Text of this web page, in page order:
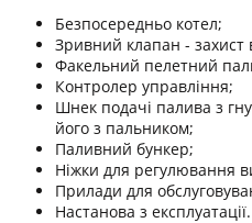
Безпосередньо котел;
Зривний клапан - захист
Факельний пелетний
Контролер управління;
Шнек подачі палива з
його з пальником;
Паливний бункер;
Ніжки для регулювання
Прилади для
Настанова з експлуатації.